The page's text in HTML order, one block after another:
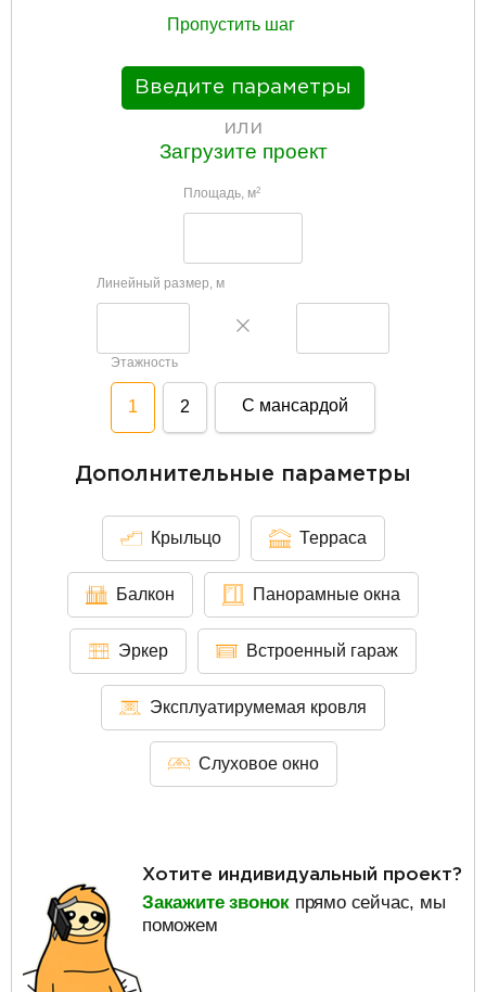
Пропустить шаг
Введите параметры
или
Загрузите проект
Площадь, м2
Линейный размер, м
Этажность
1 2 С мансардой
Дополнительные параметры
Крыльцо Терраса
Балкон Панорамные окна
Эркер Встроенный гараж
Эксплуатирумемая кровля
Слуховое окно
Хотите индивидуальный проект?
Закажите звонок прямо сейчас, мы
поможем